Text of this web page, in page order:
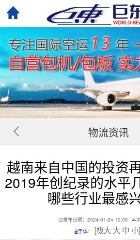
物流资讯
越南来自中国的投资
2019年创纪录的水平
哪些行业最感
发布日期：2024-01-24 10:09
字体：
[极大 大 中 小]